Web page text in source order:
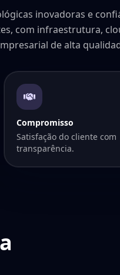
inovadoras e
com infraestrutura,
de alta
Compromisso
Satisfação do cliente com
transparência.